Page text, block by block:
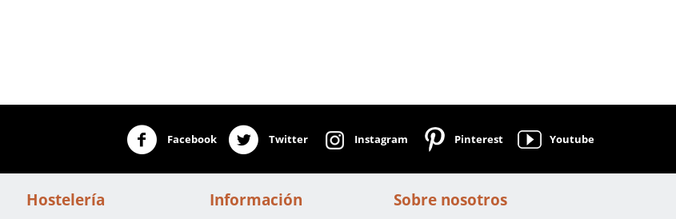
Facebook Twitter Instagram Pinterest Youtube
Hostelería Información Sobre nosotros